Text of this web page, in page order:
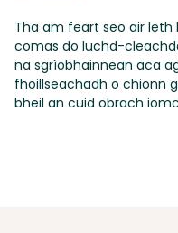
Tha am feart seo air leth
comas do luchd-
na sgrìobhainnean aca
fhoillseachadh o chionn
bheil an cuid obrach